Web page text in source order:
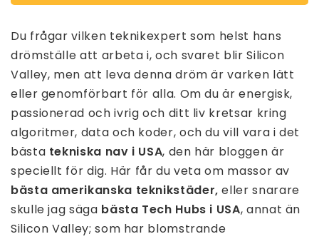
Du frågar vilken teknikexpert som helst hans
drömställe att arbeta i, och svaret blir Silicon
Valley, men att leva denna dröm är varken lätt
eller genomförbart för alla. Om du är energisk,
passionerad och ivrig och ditt liv kretsar kring
algoritmer, data och koder, och du vill vara i det
bästa tekniska nav i USA, den här bloggen är
speciellt för dig. Här får du veta om massor av
bästa amerikanska teknikstäder,eller snarare
skulle jag säga bästa Tech Hubs i USA, annat än
Silicon Valley; som har blomstrande